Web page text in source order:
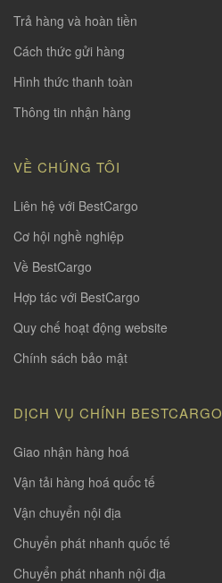
Trả hàng và hoàn tiền
Cách thức gửi hàng
Hình thức thanh toàn
Thông tin nhận hàng
VỀ CHÚNG TÔI
Liên hệ với BestCargo
Cơ hội nghề nghiệp
Về BestCargo
Hợp tác với BestCargo
Quy chế hoạt động website
Chính sách bảo mật
DỊCH VỤ CHÍNH BESTCARGO
Giao nhận hàng hoá
Vận tải hàng hoá quốc tế
Vận chuyển nội địa
Chuyển phát nhanh quốc tế
Chuyển phát nhanh nội địa